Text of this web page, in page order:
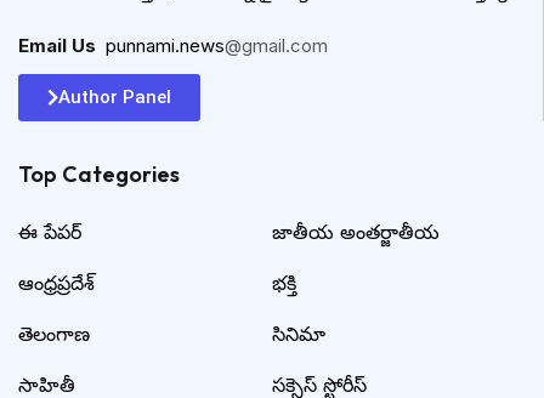
Email Us punnami.news@gmail.com
Author Panel
Top Categories​
ఈ పేపర్
ఆంధ్రప్రదేశ్
తెలంగాణ
సాహితీ
జాతీయ అంతర్జాతీయ
భక్తి
సినిమా
సక్సెస్ స్టోరీస్